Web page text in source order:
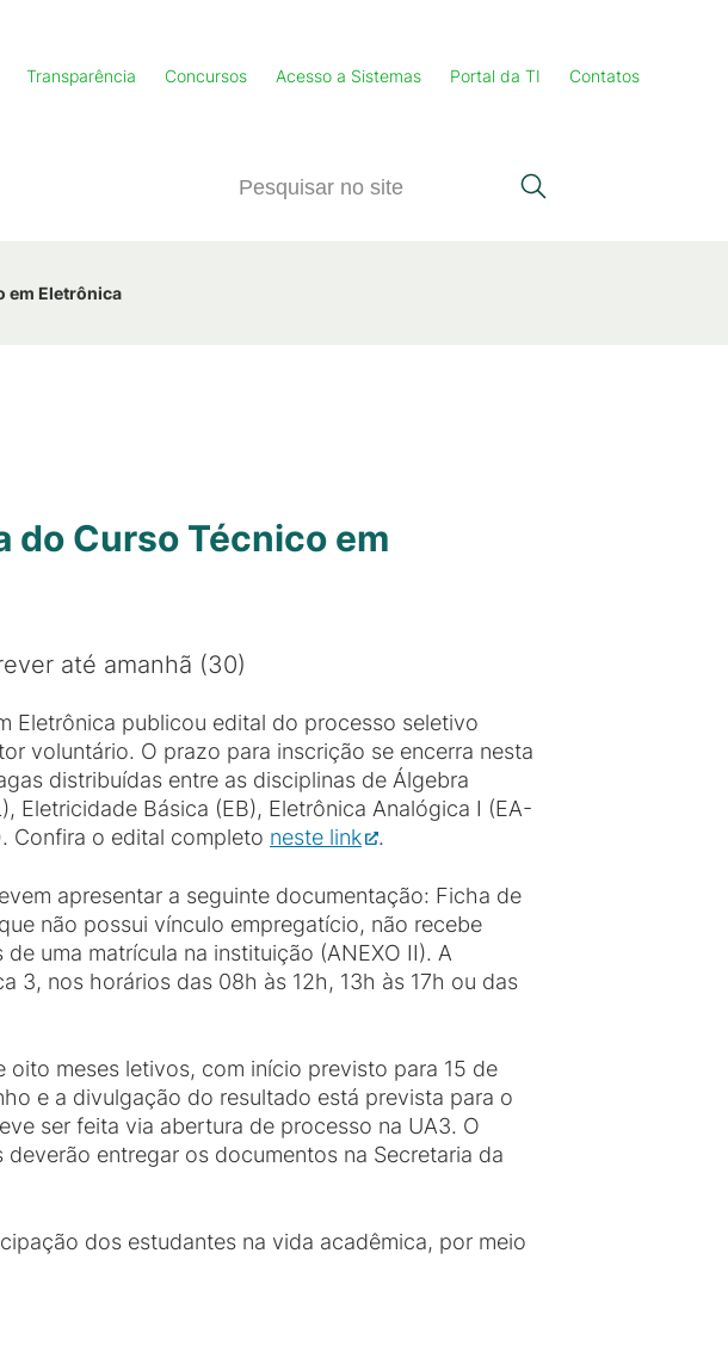
Transparência Concursos Acesso a Sistemas Portal da TI Contatos
em Eletrônica
do Curso Técnico em
até amanhã (30)
Eletrônica publicou edital do processo seletivo
voluntário. O prazo para inscrição se encerra nesta
distribuídas entre as disciplinas de Álgebra
Eletricidade Básica (EB), Eletrônica Analógica I (EA-
Confira o edital completo neste link .
apresentar a seguinte documentação: Ficha de
não possui vínculo empregatício, não recebe
uma matrícula na instituição (ANEXO II). A
3, nos horários das 08h às 12h, 13h às 17h ou das
meses letivos, com início previsto para 15 de
e a divulgação do resultado está prevista para o
ser feita via abertura de processo na UA3. O
entregar os documentos na Secretaria da
dos estudantes na vida acadêmica, por meio